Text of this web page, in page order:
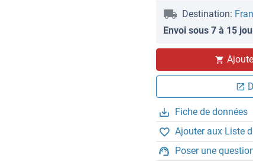
Destination:
Envoi sous 7 à 15
Fiche de données
Ajouter aux Liste
Poser une